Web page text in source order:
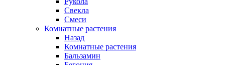
Свекла
Смеси
Комнатные растения
Назад
Комнатные растения
Бальзамин